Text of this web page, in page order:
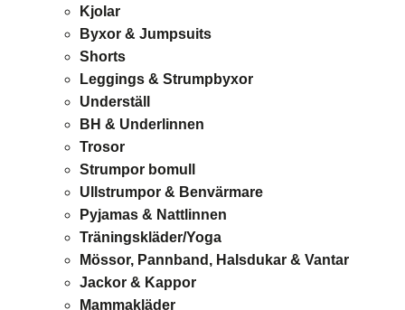
Kjolar
Byxor & Jumpsuits
Shorts
Leggings & Strumpbyxor
Underställ
BH & Underlinnen
Trosor
Strumpor bomull
Ullstrumpor & Benvärmare
Pyjamas & Nattlinnen
Träningskläder/Yoga
Mössor, Pannband, Halsdukar & Vantar
Jackor & Kappor
Mammakläder